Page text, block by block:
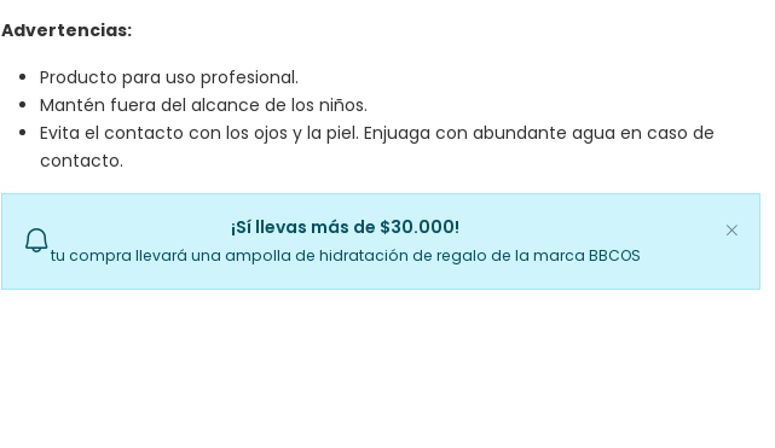
Advertencias:
Producto para uso profesional.
Mantén fuera del alcance de los niños.
Evita el contacto con los ojos y la piel. Enjuaga con abundante agua en caso de
contacto.
¡Sí llevas más de $30.000!
tu compra llevará una ampolla de hidratación de regalo de la marca BBCOS